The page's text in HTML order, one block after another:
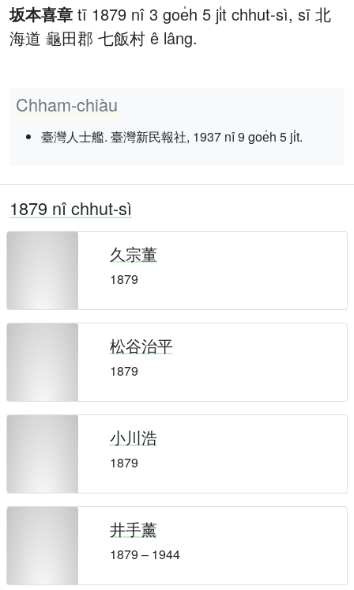
坂本喜章 tī 1879 nî 3 goe̍h 5 ji̍t chhut-sì, sī 北
海道 龜田郡 七飯村 ê lâng.
Chham-chiàu
臺灣人士艦. 臺灣新民報社, 1937 nî 9 goe̍h 5 ji̍t.
1879 nî chhut-sì
久宗董
1879
松谷治平
1879
小川浩
1879
井手薰
1879 – 1944